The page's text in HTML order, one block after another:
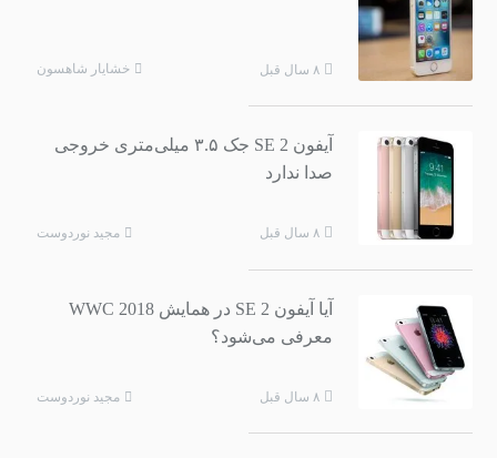
۸ سال قبل خشایار شاهسون
آیفون SE 2 جک ۳.۵ میلی‌متری خروجی
صدا ندارد
۸ سال قبل مجید نوردوست
آیا آیفون SE 2 در همایش WWC 2018
معرفی می‌شود؟
۸ سال قبل مجید نوردوست